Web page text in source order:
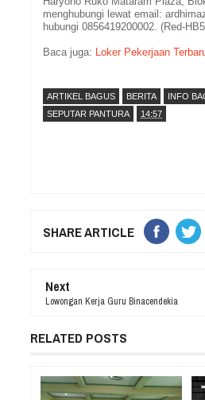
menghubungi lewat email:
hubungi 0856419200002. (Red-
Baca juga: Loker Pekerjaan
ARTIKEL BAGUS BERITA INFO
SEPUTAR PANTURA
14:57
SHARE ARTICLE
Next
Lowongan Kerja Guru Binacendekia
RELATED POSTS